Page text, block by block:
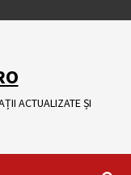
ACTUALIZATE ȘI